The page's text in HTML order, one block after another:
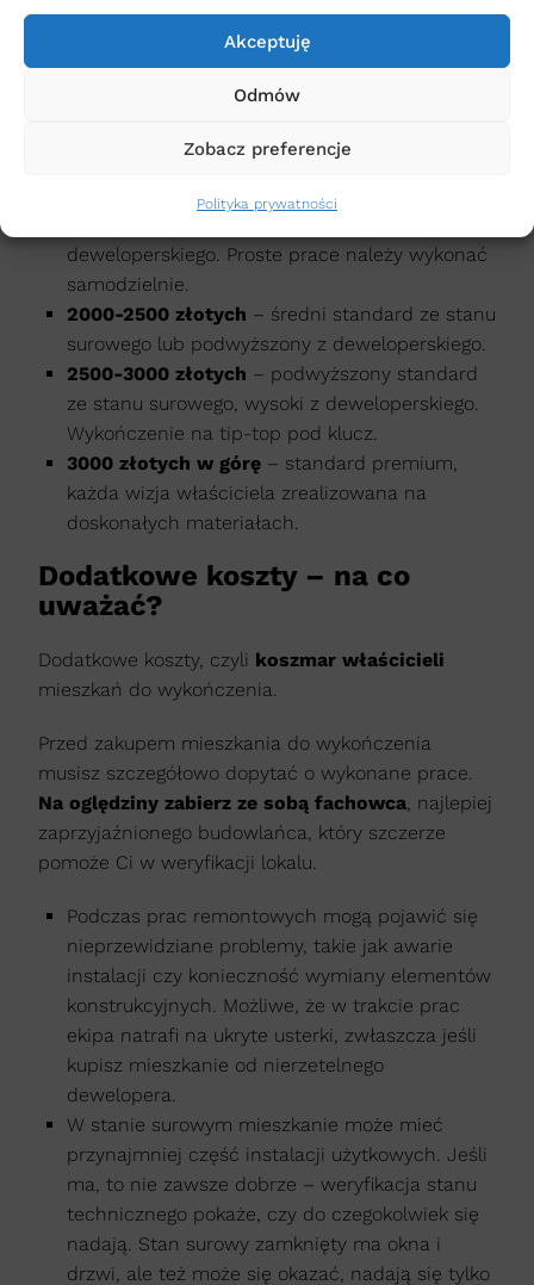
Akceptuję
Odmów
Zobacz preferencje
Polityka prywatności
standardzie ze stanu deweloperskiego. W tym
budżecie możliwe jest wykonanie
znaczeniu praktycznym. By zbliżyć się do
1500-2000 złotych
– niski standard ze stanu
deweloperskiego. Proste prace należy wykonać
samodzielnie.
2000-2500 złotych – średni standard ze stanu
surowego lub podwyższony z deweloperskiego.
2500-3000 złotych – podwyższony standard
ze stanu surowego, wysoki z deweloperskiego.
Wykończenie na tip-top pod klucz.
3000 złotych w górę – standard premium,
każda wizja właściciela zrealizowana na
doskonałych materiałach.
Dodatkowe koszty – na co
uważać?
Dodatkowe koszty, czyli koszmar właścicieli
mieszkań do wykończenia.
Przed zakupem mieszkania do wykończenia
musisz szczegółowo dopytać o wykonane prace.
Na oględziny zabierz ze sobą fachowca, najlepiej
zaprzyjaźnionego budowlańca, który szczerze
pomoże Ci w weryfikacji lokalu.
Podczas prac remontowych mogą pojawić się
nieprzewidziane problemy, takie jak awarie
instalacji czy konieczność wymiany elementów
konstrukcyjnych. Możliwe, że w trakcie prac
ekipa natrafi na ukryte usterki, zwłaszcza jeśli
kupisz mieszkanie od nierzetelnego
dewelopera.
W stanie surowym mieszkanie może mieć
przynajmniej część instalacji użytkowych. Jeśli
ma, to nie zawsze dobrze – weryfikacja stanu
technicznego pokaże, czy do czegokolwiek się
nadają. Stan surowy zamknięty ma okna i
drzwi, ale też może się okazać, nadają się tylko